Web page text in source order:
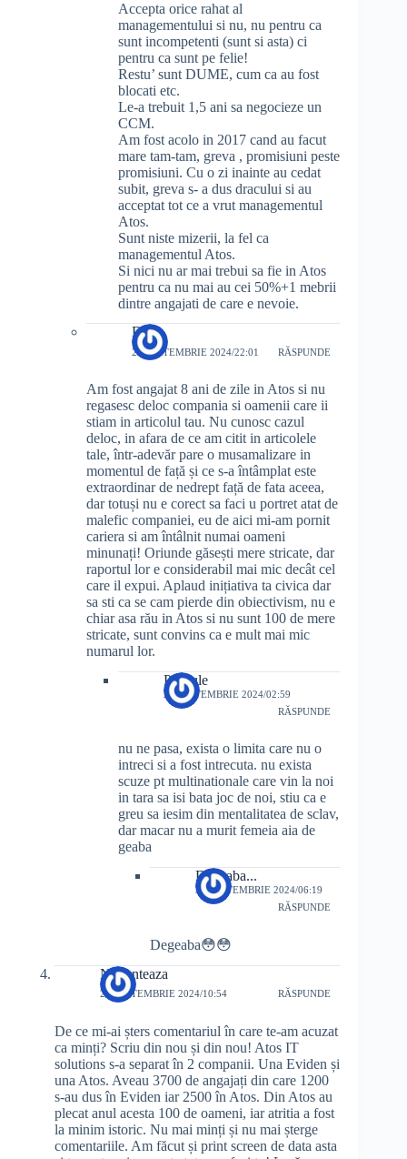
Accepta orice rahat al
managementului si nu, nu pentru ca
sunt incompetenti (sunt si asta) ci
pentru ca sunt pe felie!
Restu’ sunt DUME, cum ca au fost
blocati etc.
Le-a trebuit 1,5 ani sa negocieze un
CCM.
Am fost acolo in 2017 cand au facut
mare tam-tam, greva , promisiuni peste
promisiuni. Cu o zi inainte au cedat
subit, greva s- a dus dracului si au
acceptat tot ce a vrut managementul
Atos.
Sunt niste mizerii, la fel ca
managementul Atos.
Si nici nu ar mai trebui sa fie in Atos
pentru ca nu mai au cei 50%+1 mebrii
dintre angajati de care e nevoie.
Dani
28 SEPTEMBRIE 2024/22:01 RĂSPUNDE
Am fost angajat 8 ani de zile in Atos si nu
regasesc deloc compania si oamenii care ii
stiam in articolul tau. Nu cunosc cazul
deloc, in afara de ce am citit in articolele
tale, într-adevăr pare o musamalizare in
momentul de față și ce s-a întâmplat este
extraordinar de nedrept față de fata aceea,
dar totuși nu e corect sa faci u portret atat de
malefic companiei, eu de aici mi-am pornit
cariera si am întâlnit numai oameni
minunați! Oriunde găsești mere stricate, dar
raportul lor e considerabil mai mic decât cel
care il expui. Aplaud inițiativa ta civica dar
sa sti ca se cam pierde din obiectivism, nu e
chiar asa rău in Atos si nu sunt 100 de mere
stricate, sunt convins ca e mult mai mic
numarul lor.
Printule
29 SEPTEMBRIE 2024/02:59
RĂSPUNDE
nu ne pasa, exista o limita care nu o
intreci si a fost intrecuta. nu exista
scuze pt multinationale care vin la noi
in tara sa isi bata joc de noi, stiu ca e
greu sa iesim din mentalitatea de sclav,
dar macar nu a murit femeia aia de
geaba
Degeaba...
30 SEPTEMBRIE 2024/06:19
RĂSPUNDE
Degeaba😳😳
Nuconteaza
28 SEPTEMBRIE 2024/10:54 RĂSPUNDE
De ce mi-ai șters comentariul în care te-am acuzat
ca minți? Scriu din nou și din nou! Atos IT
solutions s-a separat în 2 companii. Una Eviden și
una Atos. Aveau 3700 de angajați din care 1200
s-au dus în Eviden iar 2500 în Atos. Din Atos au
plecat anul acesta 100 de oameni, iar atritia a fost
la minim istoric. Nu mai minți și nu mai șterge
comentariile. Am făcut și print screen de data asta